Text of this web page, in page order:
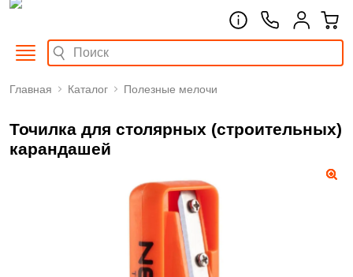
Главная Каталог Полезные мелочи
Точилка для столярных (строительных)
карандашей